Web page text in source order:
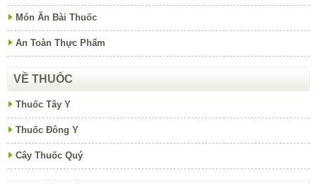
Món Ăn Bài Thuốc
An Toàn Thực Phẩm
VỀ THUỐC
Thuốc Tây Y
Thuốc Đông Y
Cây Thuốc Quý